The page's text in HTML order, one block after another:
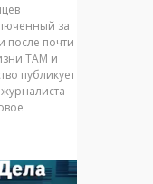
за
после почти
ТАМ и
публикует